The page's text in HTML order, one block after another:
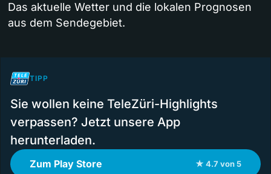
Das aktuelle Wetter und die lokalen Prognosen
aus dem Sendegebiet.
TIPP
Sie wollen keine TeleZüri-Highlights
verpassen? Jetzt unsere App
herunterladen.
Zum Play Store ★ 4.7 von 5